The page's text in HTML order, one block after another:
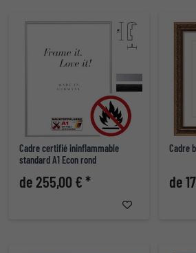
Cadre certifié ininflammable
standard A1 Econ rond
de 255,00 € *
Cadre
de